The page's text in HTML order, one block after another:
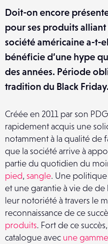
Doit-on encore
pour ses produits
société américaine a-t-
bénéficie d’une hype
des années. Période
tradition du Black Friday.
Créée en 2011 par son
rapidement acquis une
notamment à la qualité de
que la société arrive à
partie du quotidien du
pied, sangle. Une
et une garantie à vie de de
leur notoriété à travers le
reconnaissance de ce
produits. Fort de ce
catalogue avec une